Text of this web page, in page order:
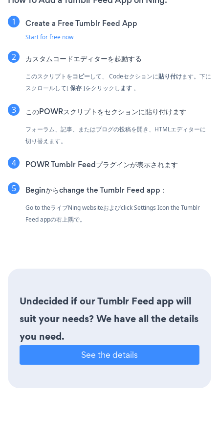
Create a Free Tumblr Feed App
Start for free now
カスタムコードエディターを起動する
このスクリプトをコピーして、 Codeセクションに貼り付けます。下に
スクロールして[保存]をクリックし ます 。
このPOWRスクリプトをセクションに貼り付けます
フォーラム、記事、またはブログの投稿を開き、HTMLエディターに
切り替えます。
POWR Tumblr Feedプラグインが表示されます
Beginからchange the Tumblr Feed app：
Go to theライブNing websiteおよびclick Settings Iconthe Tumblr
Feed appの右上隅で。
Undecided if our Tumblr Feed app will
suit your needs? We have all the details
you need.
See the details